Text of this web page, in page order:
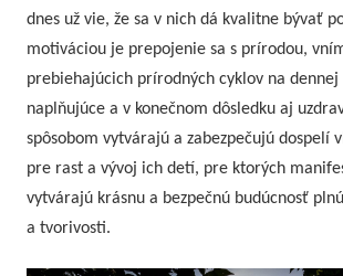
dnes už vie, že sa v nich dá kvalitne bývať
motiváciou je prepojenie sa s prírodou,
prebiehajúcich prírodných cyklov na
naplňujúce a v konečnom dôsledku aj
spôsobom vytvárajú a zabezpečujú dospelí
pre rast a vývoj ich detí, pre ktorých
vytvárajú krásnu a bezpečnú budúcnosť
a tvorivosti.